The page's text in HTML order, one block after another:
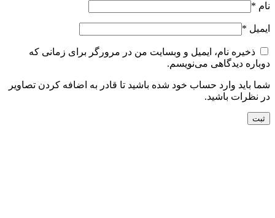
نام *
ایمیل *
ذخیره نام، ایمیل و وبسایت من در مرورگر برای زمانی که
دوباره دیدگاهی می‌نویسم.
شما باید وارد حساب خود شده باشید تا قادر به اضافه کردن تصاویر
در نظرات باشید.